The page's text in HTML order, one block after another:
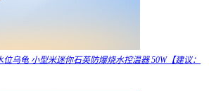
乌龟 小型米迷你石英防爆烧水控温器 50W【建议：